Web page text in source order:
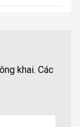
khai. Các